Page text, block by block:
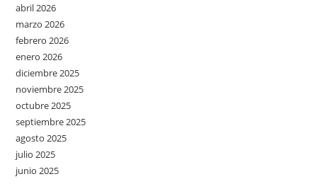
abril 2026
marzo 2026
febrero 2026
enero 2026
diciembre 2025
noviembre 2025
octubre 2025
septiembre 2025
agosto 2025
julio 2025
junio 2025